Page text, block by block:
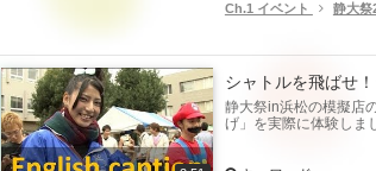
Ch.1 イベント 静大祭
シャトルを飛ばせ
静大祭in浜松の模擬店
げ」を実際に体験しま